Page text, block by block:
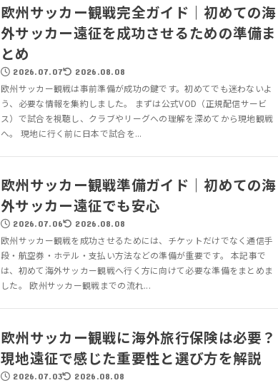
欧州サッカー観戦完全ガイド｜初めての海
外サッカー遠征を成功させるための準備ま
とめ
2026.07.07 2026.08.08
欧州サッカー観戦は事前準備が成功の鍵です。初めてでも迷わないよ
う、必要な情報を集約しました。 まずは公式VOD（正規配信サービ
ス）で試合を視聴し、クラブやリーグへの理解を深めてから現地観戦
へ。 現地に行く前に日本で試合を...
欧州サッカー観戦準備ガイド｜初めての海
外サッカー遠征でも安心
2026.07.06 2026.08.08
欧州サッカー観戦を成功させるためには、チケットだけでなく通信手
段・航空券・ホテル・支払い方法などの準備が重要です。 本記事で
は、初めて海外サッカー観戦へ行く方に向けて必要な準備をまとめま
した。 欧州サッカー観戦までの流れ...
欧州サッカー観戦に海外旅行保険は必要？
現地遠征で感じた重要性と選び方を解説
2026.07.03 2026.08.08